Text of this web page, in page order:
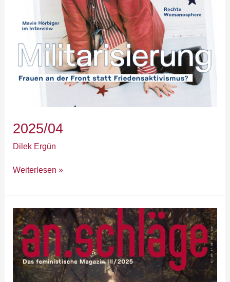
2025/04
Dilek Ergün
Weiterlesen »
2025/03